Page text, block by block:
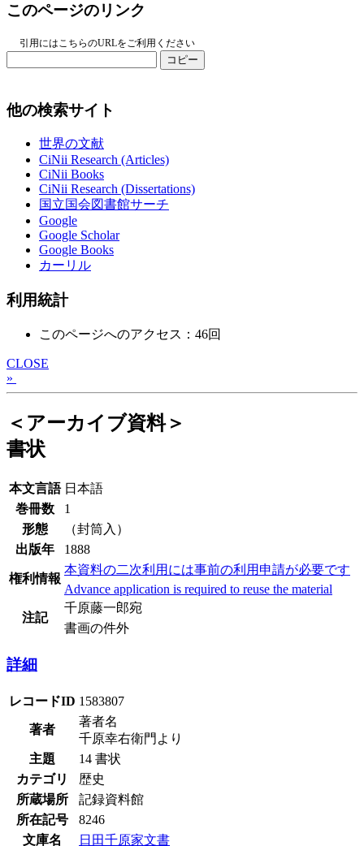
このページのリンク
引用にはこちらのURLをご利用ください
コピー
他の検索サイト
世界の文献
CiNii Research (Articles)
CiNii Books
CiNii Research (Dissertations)
国立国会図書館サーチ
Google
Google Scholar
Google Books
カーリル
利用統計
このページへのアクセス：46回
CLOSE
»
＜アーカイブ資料＞
書状
本文言語 日本語
巻冊数
1
形態
（封筒入）
出版年
1888
権利情報
本資料の二次利用には事前の利用申請が必要です
Advance application is required to reuse the material
注記
千原藤一郎宛
書画の件外
詳細
レコードID 1583807
著者
著者名
千原幸右衛門より
主題
14 書状
カテゴリ
歴史
所蔵場所
記録資料館
所在記号
8246
文庫名
日田千原家文書